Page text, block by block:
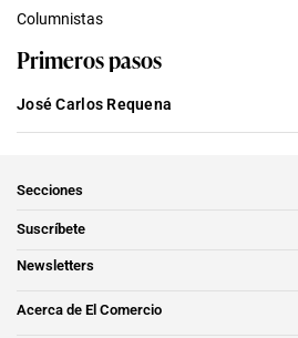
Columnistas
Primeros pasos
José Carlos Requena
Secciones
Suscríbete
Newsletters
Acerca de El Comercio